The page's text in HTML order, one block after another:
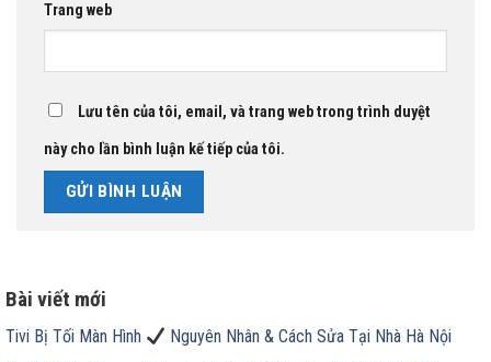
Trang web
Lưu tên của tôi, email, và trang web trong trình duyệt
này cho lần bình luận kế tiếp của tôi.
Bài viết mới
Tivi Bị Tối Màn Hình
Nguyên Nhân & Cách Sửa Tại Nhà Hà Nội